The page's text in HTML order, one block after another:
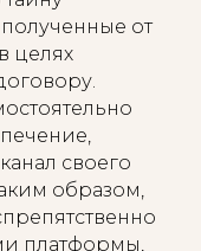
от
целях
своего
образом,
платформы,